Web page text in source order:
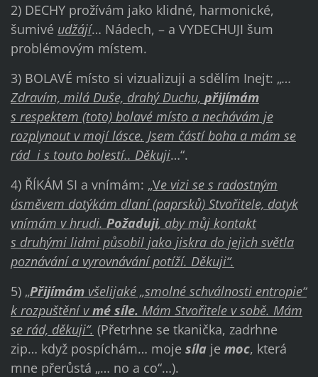
2) DECHY prožívám jako klidné, harmonické,
šumivé udžájí… Nádech, – a VYDECHUJI šum
problémovým místem.
3) BOLAVÉ místo si vizualizuji a sdělím Inejt: „…
Zdravím, milá Duše, drahý Duchu, přijímám
s respektem (toto) bolavé místo a nechávám je
rozplynout v mojí lásce. Jsem částí boha a mám se
rád i s touto bolestí.. Děkuji…“.
4) ŘÍKÁM SI a vnímám: „Ve vizi se s radostným
úsměvem dotýkám dlaní (paprsků) Stvořitele, dotyk
vnímám v hrudi. Požaduji, aby můj kontakt
s druhými lidmi působil jako jiskra do jejich světla
poznávání a vyrovnávání potíží. Děkuji“.
5) „Přijímámvšelijaké „smolné schválnosti entropie“
k rozpuštění vmé síle. Mám Stvořitele v sobě. Mám
se rád, děkuji“. (Přetrhne se tkanička, zadrhne
zip… když pospíchám… moje sílaje moc, která
mne přerůstá „… no a co“…).